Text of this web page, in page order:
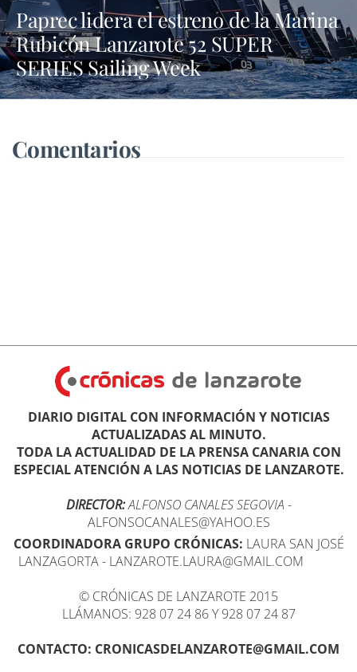
Paprec lidera el estreno de la Marina
Rubicón Lanzarote 52 SUPER
SERIES Sailing Week
Comentarios
DIARIO DIGITAL CON INFORMACIÓN Y NOTICIAS
ACTUALIZADAS AL MINUTO.
TODA LA ACTUALIDAD DE LA PRENSA CANARIA CON
ESPECIAL ATENCIÓN A LAS NOTICIAS DE LANZAROTE.
DIRECTOR:ALFONSO CANALES SEGOVIA -
ALFONSOCANALES@YAHOO.ES
COORDINADORA GRUPO CRÓNICAS: LAURA SAN JOSÉ
LANZAGORTA - LANZAROTE.LAURA@GMAIL.COM
© CRÓNICAS DE LANZAROTE 2015
LLÁMANOS: 928 07 24 86 Y 928 07 24 87
CONTACTO: CRONICASDELANZAROTE@GMAIL.COM